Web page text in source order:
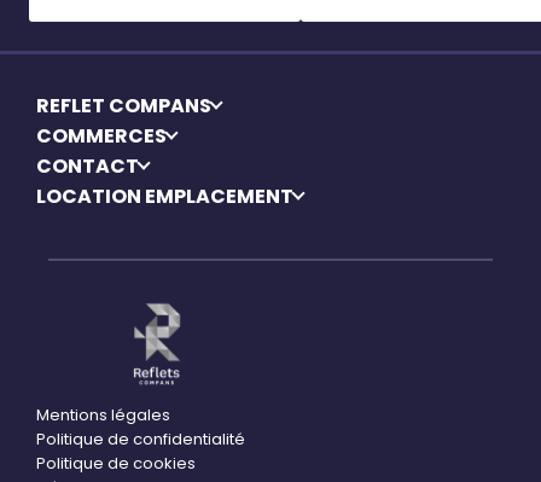
REFLET COMPANS
COMMERCES
CONTACT
LOCATION EMPLACEMENT
Mentions légales
Politique de confidentialité
Politique de cookies